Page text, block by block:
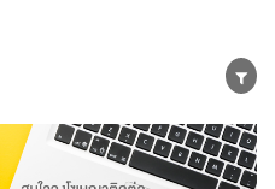
ผู้ผลิต
ตัวแทนจัดจำหน่าย